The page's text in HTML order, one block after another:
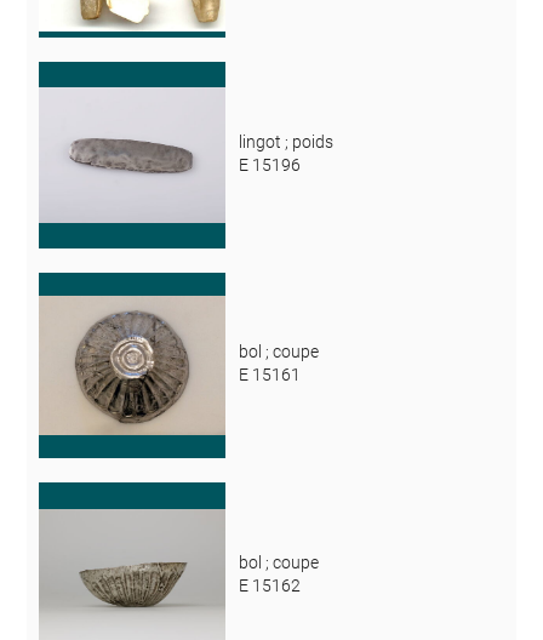
lingot ; poids
E 15196
bol ; coupe
E 15161
bol ; coupe
E 15162